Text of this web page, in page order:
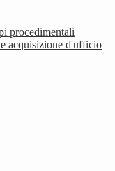
procedimentali
acquisizione d'ufficio